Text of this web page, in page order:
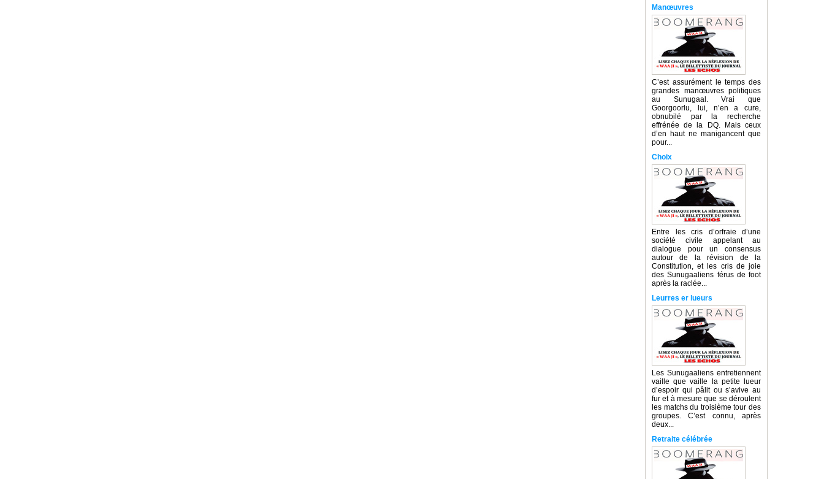
Manœuvres
C’est assurément le temps des
grandes manœuvres politiques
au Sunugaal. Vrai que
Goorgoorlu, lui, n’en a cure,
obnubilé par la recherche
effrénée de la DQ. Mais ceux
d’en haut ne manigancent que
pour...
Choix
Entre les cris d’orfraie d’une
société civile appelant au
dialogue pour un consensus
autour de la révision de la
Constitution, et les cris de joie
des Sunugaaliens férus de foot
après la raclée...
Leurres er lueurs
Les Sunugaaliens entretiennent
vaille que vaille la petite lueur
d’espoir qui pâlit ou s’avive au
fur et à mesure que se déroulent
les matchs du troisième tour des
groupes. C’est connu, après
deux...
Retraite célébrée